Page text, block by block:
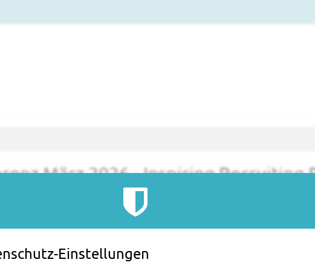
März 2026 - Inspiring Recruiting
ist beendet.
Einstellungen